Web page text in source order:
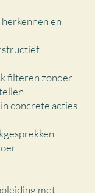
en
filteren zonder
concrete acties
met